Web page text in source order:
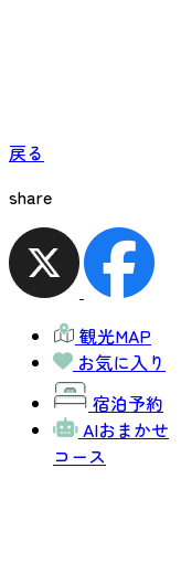
戻る
share
観光MAP
お気に入り
宿泊予約
AIおまかせ
コース